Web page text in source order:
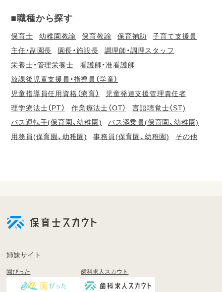
■職種から探す
保育士 幼稚園教諭 保育教諭 保育補助
子育て支援員
主任・副園長
園長・施設長
調理師・調理スタッフ
栄養士・管理栄養士
看護師・准看護師
放課後児童支援員・指導員（学童）
児童指導員任用資格（療育）
児童発達支援管理責任者
理学療法士（PT）
作業療法士（OT）
言語聴覚士（ST)
バス運転手(保育園、幼稚園)
バス添乗員(保育園、幼稚園)
用務員(保育園、幼稚園)
事務員(保育園、幼稚園) その他
登
く
姉妹サイト
園ぴった 歯科求人スカウト